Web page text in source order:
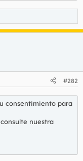
#282
consentimiento para
nuestra